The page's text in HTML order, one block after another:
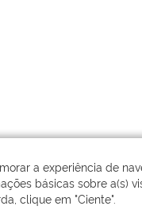
a experiência de
básicas sobre a(s)
clique em "Ciente".